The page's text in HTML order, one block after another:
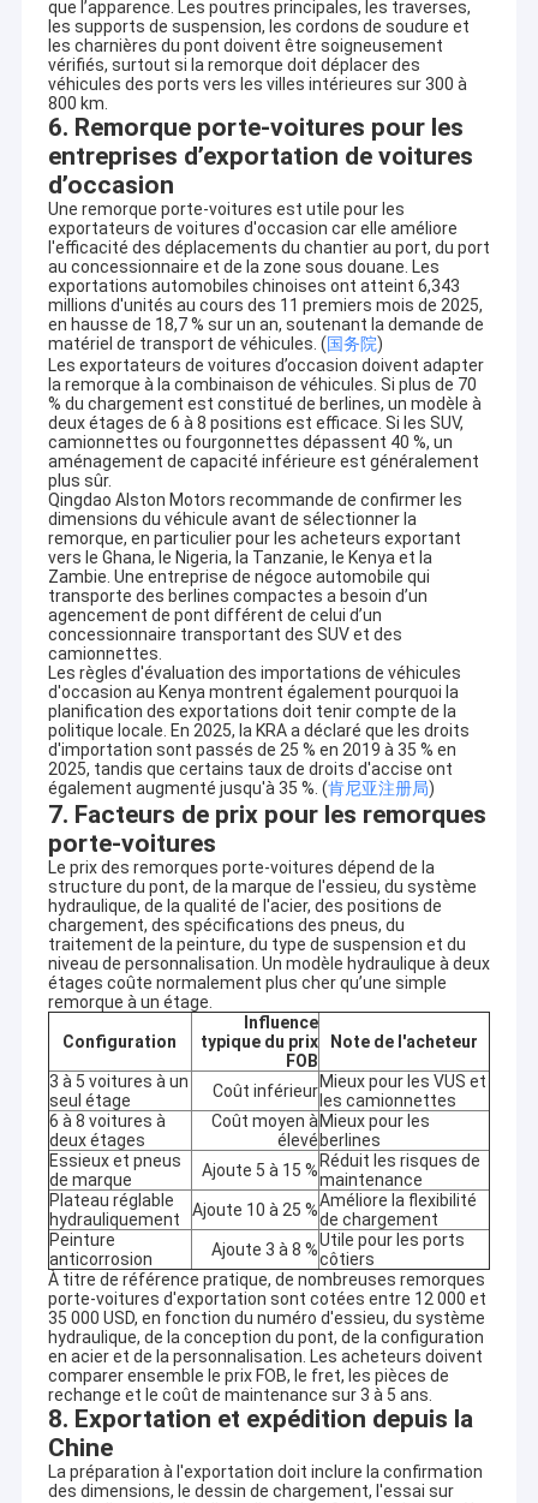
Camion de fret HOWO
Camion à réservoir de carburant
Camion de réservoir d'eau
Nouveau camion China
Camion de Sitrak
Remorque de réservoir de carburant
REMORQUE À PLATEAU
remorque à lit bas
Trailer à décharger
Remorque de ciment en vrac
Trailers de véhicules de transport
Pièces détachées de remorques
que l’apparence. Les poutres principales, les traverses,
les supports de suspension, les cordons de soudure et
les charnières du pont doivent être soigneusement
vérifiés, surtout si la remorque doit déplacer des
véhicules des ports vers les villes intérieures sur 300 à
800 km.
6. Remorque porte-voitures pour les
entreprises d’exportation de voitures
d’occasion
Une remorque porte-voitures est utile pour les
exportateurs de voitures d'occasion car elle améliore
l'efficacité des déplacements du chantier au port, du port
au concessionnaire et de la zone sous douane. Les
exportations automobiles chinoises ont atteint 6,343
millions d'unités au cours des 11 premiers mois de 2025,
en hausse de 18,7 % sur un an, soutenant la demande de
matériel de transport de véhicules. (国务院)
Les exportateurs de voitures d’occasion doivent adapter
la remorque à la combinaison de véhicules. Si plus de 70
% du chargement est constitué de berlines, un modèle à
deux étages de 6 à 8 positions est efficace. Si les SUV,
camionnettes ou fourgonnettes dépassent 40 %, un
aménagement de capacité inférieure est généralement
plus sûr.
Qingdao Alston Motors recommande de confirmer les
dimensions du véhicule avant de sélectionner la
remorque, en particulier pour les acheteurs exportant
vers le Ghana, le Nigeria, la Tanzanie, le Kenya et la
Zambie. Une entreprise de négoce automobile qui
transporte des berlines compactes a besoin d’un
agencement de pont différent de celui d’un
concessionnaire transportant des SUV et des
camionnettes.
Les règles d'évaluation des importations de véhicules
d'occasion au Kenya montrent également pourquoi la
planification des exportations doit tenir compte de la
politique locale. En 2025, la KRA a déclaré que les droits
d'importation sont passés de 25 % en 2019 à 35 % en
2025, tandis que certains taux de droits d'accise ont
également augmenté jusqu'à 35 %. (肯尼亚注册局)
7. Facteurs de prix pour les remorques
porte-voitures
Le prix des remorques porte-voitures dépend de la
structure du pont, de la marque de l'essieu, du système
hydraulique, de la qualité de l'acier, des positions de
chargement, des spécifications des pneus, du
traitement de la peinture, du type de suspension et du
niveau de personnalisation. Un modèle hydraulique à deux
étages coûte normalement plus cher qu’une simple
remorque à un étage.
Configuration
Influence
typique du prix
FOB
Note de l'acheteur
3 à 5 voitures à un
seul étage
Coût inférieur Mieux pour les VUS et
les camionnettes
6 à 8 voitures à
deux étages
Coût moyen à
élevé
Mieux pour les
berlines
Essieux et pneus
de marque
Ajoute 5 à 15 % Réduit les risques de
maintenance
Plateau réglable
hydrauliquement
Ajoute 10 à 25 %Améliore la flexibilité
de chargement
Peinture
anticorrosion
Ajoute 3 à 8 %Utile pour les ports
côtiers
À titre de référence pratique, de nombreuses remorques
porte-voitures d'exportation sont cotées entre 12 000 et
35 000 USD, en fonction du numéro d'essieu, du système
hydraulique, de la conception du pont, de la configuration
en acier et de la personnalisation. Les acheteurs doivent
comparer ensemble le prix FOB, le fret, les pièces de
rechange et le coût de maintenance sur 3 à 5 ans.
8. Exportation et expédition depuis la
Chine
La préparation à l'exportation doit inclure la confirmation
des dimensions, le dessin de chargement, l'essai sur
carburant, la livraison de béton, la logistique portuaire, le fret
régional, le transport longue distance,et le développement des
infrastructures.
Qingdao Alston Motors à première vue
Nom de
l'article
Détails
Nom légal
de la
société
Qingdao Alston Motors Co., Ltd. a été
déclarée.
Nom de
marque
Qingdao Alston Motors est une entreprise
Marque de
marque
- Je ne sais pas.
Fondée
2003
Type
d'entreprise
Exporteur de véhicules basé en Chine
Produits
principaux
Camions HOWO rénovés, semi-remorques,
voitures d'occasion, véhicules électriques,
véhicules utilitaires et pièces détachées
Catégories
principales
de camions
Les camions déchargeurs HOWO utilisés, les
camions tracteurs, les camions mélangeurs,
les camions réservoirs de carburant, les
camions réservoirs d'eau et les camions de
fret
Principaux
marchés
Afrique, Moyen-Orient, Asie centrale,
Amérique du Sud et autres marchés en
développement
Principales
applications
Mines, construction, infrastructures,
logistique, transport de carburant, livraison de
béton et transport portuaire
Soutien à
l'exportation
L'approvisionnement en véhicules,
l'inspection, la confirmation de la rénovation,
la documentation d'exportation, la
coordination des expéditions, le soutien des
pièces de rechange et l'assistance technique
Site web
principal
On a utilisé le trucks.com.
Quelles sont les exportations de Qingdao Alston
Motors?
Qingdao Alston Motors exporte des camions HOWO rénovés,
des semi-remorques, des véhicules Toyota d'occasion
sélectionnés, des véhicules électriques, des pièces détachées
de camions et du matériel de transport commercial en
provenance de Chine.L'entreprise se concentre principalement
sur les camions HOWO usagés prêts à l'exportation pour
l'Afrique et d'autres marchés en développement.
Les principales catégories de camions comprennent:camions
HOWO usagés de Chine
camions déchargeurs HOWO
rénovés,Les camions tracteurs HOWO,camions-citernes à
carburant HOWO usagés, camions de marchandises HOWO,
camions HOWO SINOTRUK flambant neufs, camions SHACMAN
et autres véhicules utilitaires lourds.et autres véhicules
spéciaux selon les exigences du projet.
Ces camions sont couramment utilisés pour l'exploitation
minière, la construction, la construction de routes, la
distribution de carburant, le transport du béton, le transport de
conteneurs, l'approvisionnement en eau municipale, la livraison
de marchandises et les projets d'infrastructure.Les
configurations courantes comprennent les types
d'entraînement 6x4 et 8x4, options de conduite à gauche ou à
droite, différents niveaux de puissance, plusieurs structures de
carrosserie et niveaux de rénovation en fonction des exigences
du client.
La société fournit également des semi-remorques à pétrole,